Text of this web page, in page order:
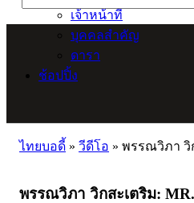
เจ้าหน้าที่
บุคคลสำคัญ
ดารา
ช้อปปิ้ง
ไทยบอดี้ » วีดีโอ » พรรณวิภา วิก
พรรณวิภา วิกสะเตริม: